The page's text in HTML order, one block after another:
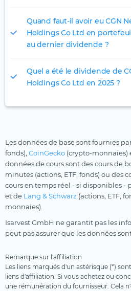
Quand faut-il avoir eu CGN
Holdings Co Ltd en
au dernier dividende ?
Quel a été le dividende de
Holdings Co Ltd en 2025 ?
Les données de base sont fournies
fonds), CoinGecko (crypto-monnaies)
données de cours sont des cours de
minutes (actions, ETF, fonds) ou des
cours en temps réel - si disponibles -
et de Lang & Schwarz (actions, ETF,
monnaies).
Isarvest GmbH ne garantit pas les
peut pas assurer que les données
Remarque sur l'affiliation
Les liens marqués d'un astérisque (*)
liens d'affiliation. Si vous achetez ou
une rémunération du fournisseur. Cela